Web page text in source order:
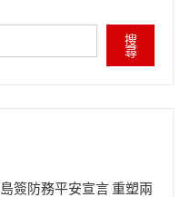
搜
尋
簽防務平安宣言 重塑兩